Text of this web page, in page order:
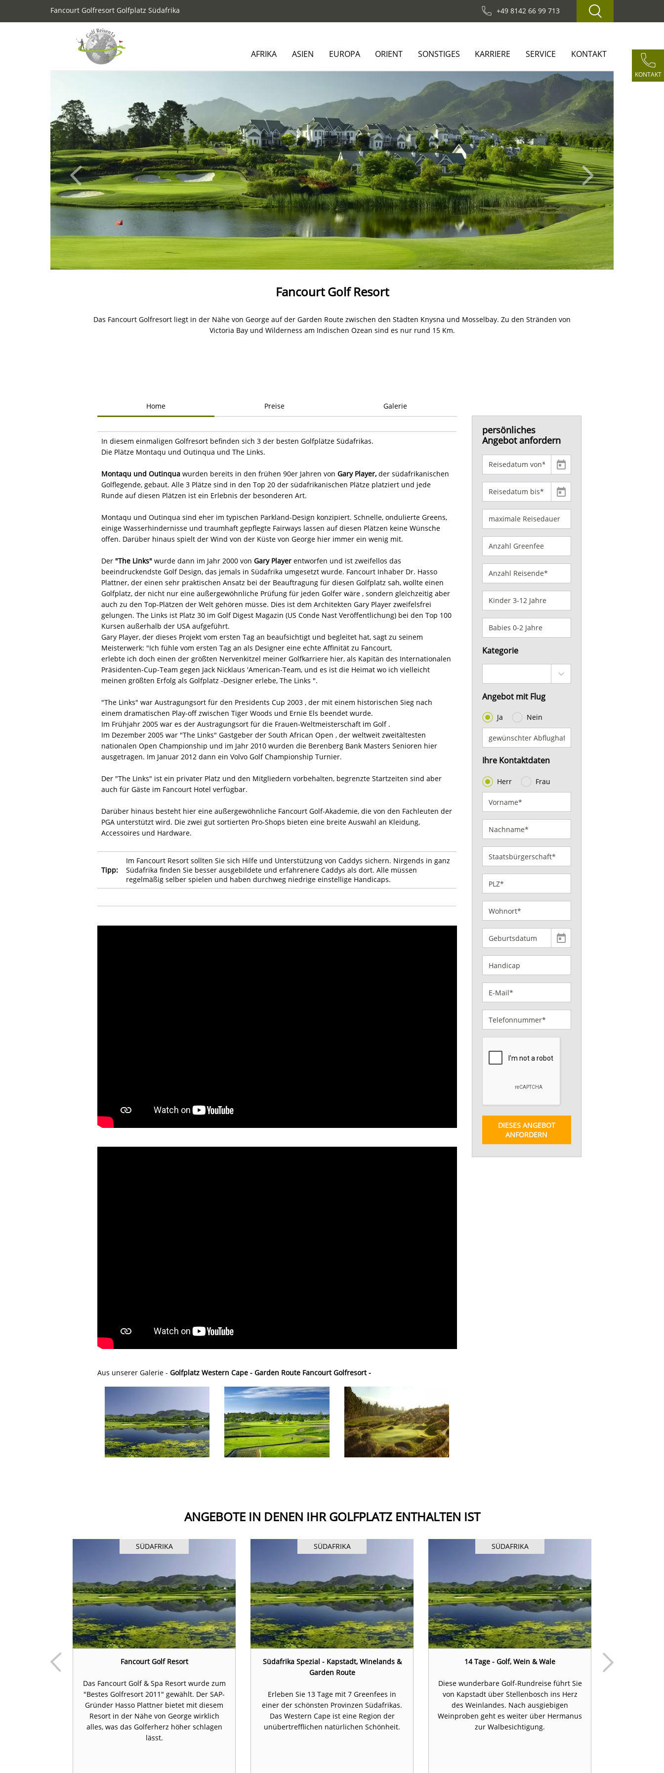
Fancourt Golfresort Golfplatz Südafrika +49 8142 66 99 713
KONTAKT
AFRIKA ASIEN EUROPA ORIENT SONSTIGES KARRIERE SERVICE KONTAKT
Next
Fancourt Golf Resort
Das Fancourt Golfresort liegt in der Nähe von George auf der Garden Route zwischen den Städten Knysna und Mosselbay. Zu den Stränden von
Victoria Bay und Wilderness am Indischen Ozean sind es nur rund 15 Km.
Home Preise Galerie
In diesem einmaligen Golfresort befinden sich 3 der besten Golfplätze Südafrikas.
Die Plätze Montaqu und Outinqua und The Links.
Montaqu und Outinqua wurden bereits in den frühen 90er Jahren von Gary Player, der südafrikanischen
Golflegende, gebaut. Alle 3 Plätze sind in den Top 20 der südafrikanischen Plätze platziert und jede
Runde auf diesen Plätzen ist ein Erlebnis der besonderen Art.
Montaqu und Outinqua sind eher im typischen Parkland-Design konzipiert. Schnelle, ondulierte Greens,
einige Wasserhindernisse und traumhaft gepflegte Fairways lassen auf diesen Plätzen keine Wünsche
offen. Darüber hinaus spielt der Wind von der Küste von George hier immer ein wenig mit.
Der "The Links" wurde dann im Jahr 2000 von Gary Player entworfen und ist zweifellos das
beeindruckendste Golf Design, das jemals in Südafrika umgesetzt wurde. Fancourt Inhaber Dr. Hasso
Plattner, der einen sehr praktischen Ansatz bei der Beauftragung für diesen Golfplatz sah, wollte einen
Golfplatz, der nicht nur eine außergewöhnliche Prüfung für jeden Golfer wäre , sondern gleichzeitig aber
auch zu den Top-Plätzen der Welt gehören müsse. Dies ist dem Architekten Gary Player zweifelsfrei
gelungen. The Links ist Platz 30 im Golf Digest Magazin (US Conde Nast Veröffentlichung) bei den Top 100
Kursen außerhalb der USA aufgeführt.
Gary Player, der dieses Projekt vom ersten Tag an beaufsichtigt und begleitet hat, sagt zu seinem
Meisterwerk: "Ich fühle vom ersten Tag an als Designer eine echte Affinität zu Fancourt,
erlebte ich doch einen der größten Nervenkitzel meiner Golfkarriere hier, als Kapitän des Internationalen
Präsidenten-Cup-Team gegen Jack Nicklaus 'American-Team, und es ist die Heimat wo ich vielleicht
meinen größten Erfolg als Golfplatz -Designer erlebe, The Links ".
"The Links" war Austragungsort für den Presidents Cup 2003 , der mit einem historischen Sieg nach
einem dramatischen Play-off zwischen Tiger Woods und Ernie Els beendet wurde.
Im Frühjahr 2005 war es der Austragungsort für die Frauen-Weltmeisterschaft im Golf .
Im Dezember 2005 war "The Links" Gastgeber der South African Open , der weltweit zweitältesten
nationalen Open Championship und im Jahr 2010 wurden die Berenberg Bank Masters Senioren hier
ausgetragen. Im Januar 2012 dann ein Volvo Golf Championship Turnier.
Der "The Links" ist ein privater Platz und den Mitgliedern vorbehalten, begrenzte Startzeiten sind aber
auch für Gäste im Fancourt Hotel verfügbar.
Darüber hinaus besteht hier eine außergewöhnliche Fancourt Golf-Akademie, die von den Fachleuten der
PGA unterstützt wird. Die zwei gut sortierten Pro-Shops bieten eine breite Auswahl an Kleidung,
Accessoires und Hardware.
Tipp:
Im Fancourt Resort sollten Sie sich Hilfe und Unterstützung von Caddys sichern. Nirgends in ganz
Südafrika finden Sie besser ausgebildete und erfahrenere Caddys als dort. Alle müssen
regelmäßig selber spielen und haben durchweg niedrige einstellige Handicaps.
Aus unserer Galerie - Golfplatz Western Cape - Garden Route Fancourt Golfresort -
persönliches
Angebot anfordern
Kategorie
Angebot mit Flug
Ja Nein
Ihre Kontaktdaten
Herr Frau
DIESES ANGEBOT
ANFORDERN
ANGEBOTE IN DENEN IHR GOLFPLATZ ENTHALTEN IST
SÜDAFRIKA
Fancourt Golf Resort
Das Fancourt Golf & Spa Resort wurde zum
"Bestes Golfresort 2011" gewählt. Der SAP-
Gründer Hasso Plattner bietet mit diesem
Resort in der Nähe von George wirklich
alles, was das Golferherz höher schlagen
lässt.
SÜDAFRIKA
Südafrika Spezial - Kapstadt, Winelands &
Garden Route
Erleben Sie 13 Tage mit 7 Greenfees in
einer der schönsten Provinzen Südafrikas.
Das Western Cape ist eine Region der
unübertrefflichen natürlichen Schönheit.
SÜDAFRIKA
14 Tage - Golf, Wein & Wale
Diese wunderbare Golf-Rundreise führt Sie
von Kapstadt über Stellenbosch ins Herz
des Weinlandes. Nach ausgiebigen
Weinproben geht es weiter über Hermanus
zur Walbesichtigung.